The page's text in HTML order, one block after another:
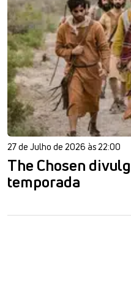
27 de Julho de 2026 às 22:00
The Chosen
temporada